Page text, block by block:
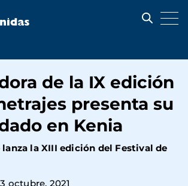
de la IX edición
presenta su
en Kenia
lanza la XIII edición del Festival de
octubre, 2021